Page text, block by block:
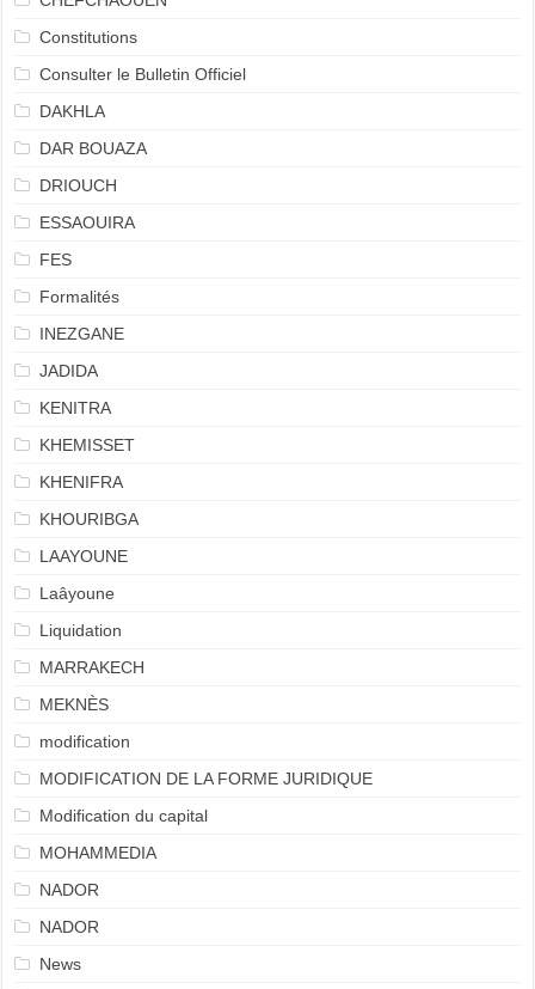
Constitutions
Consulter le Bulletin Officiel
DAKHLA
DAR BOUAZA
DRIOUCH
ESSAOUIRA
FES
Formalités
INEZGANE
JADIDA
KENITRA
KHEMISSET
KHENIFRA
KHOURIBGA
LAAYOUNE
Laâyoune
Liquidation
MARRAKECH
MEKNÈS
modification
MODIFICATION DE LA FORME JURIDIQUE
Modification du capital
MOHAMMEDIA
NADOR
NADOR
News